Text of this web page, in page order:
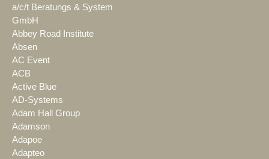
a/c/t Beratungs & System
GmbH
Abbey Road Institute
Absen
AC Event
ACB
Active Blue
AD-Systems
Adam Hall Group
Adamson
Adapoe
Adapteo